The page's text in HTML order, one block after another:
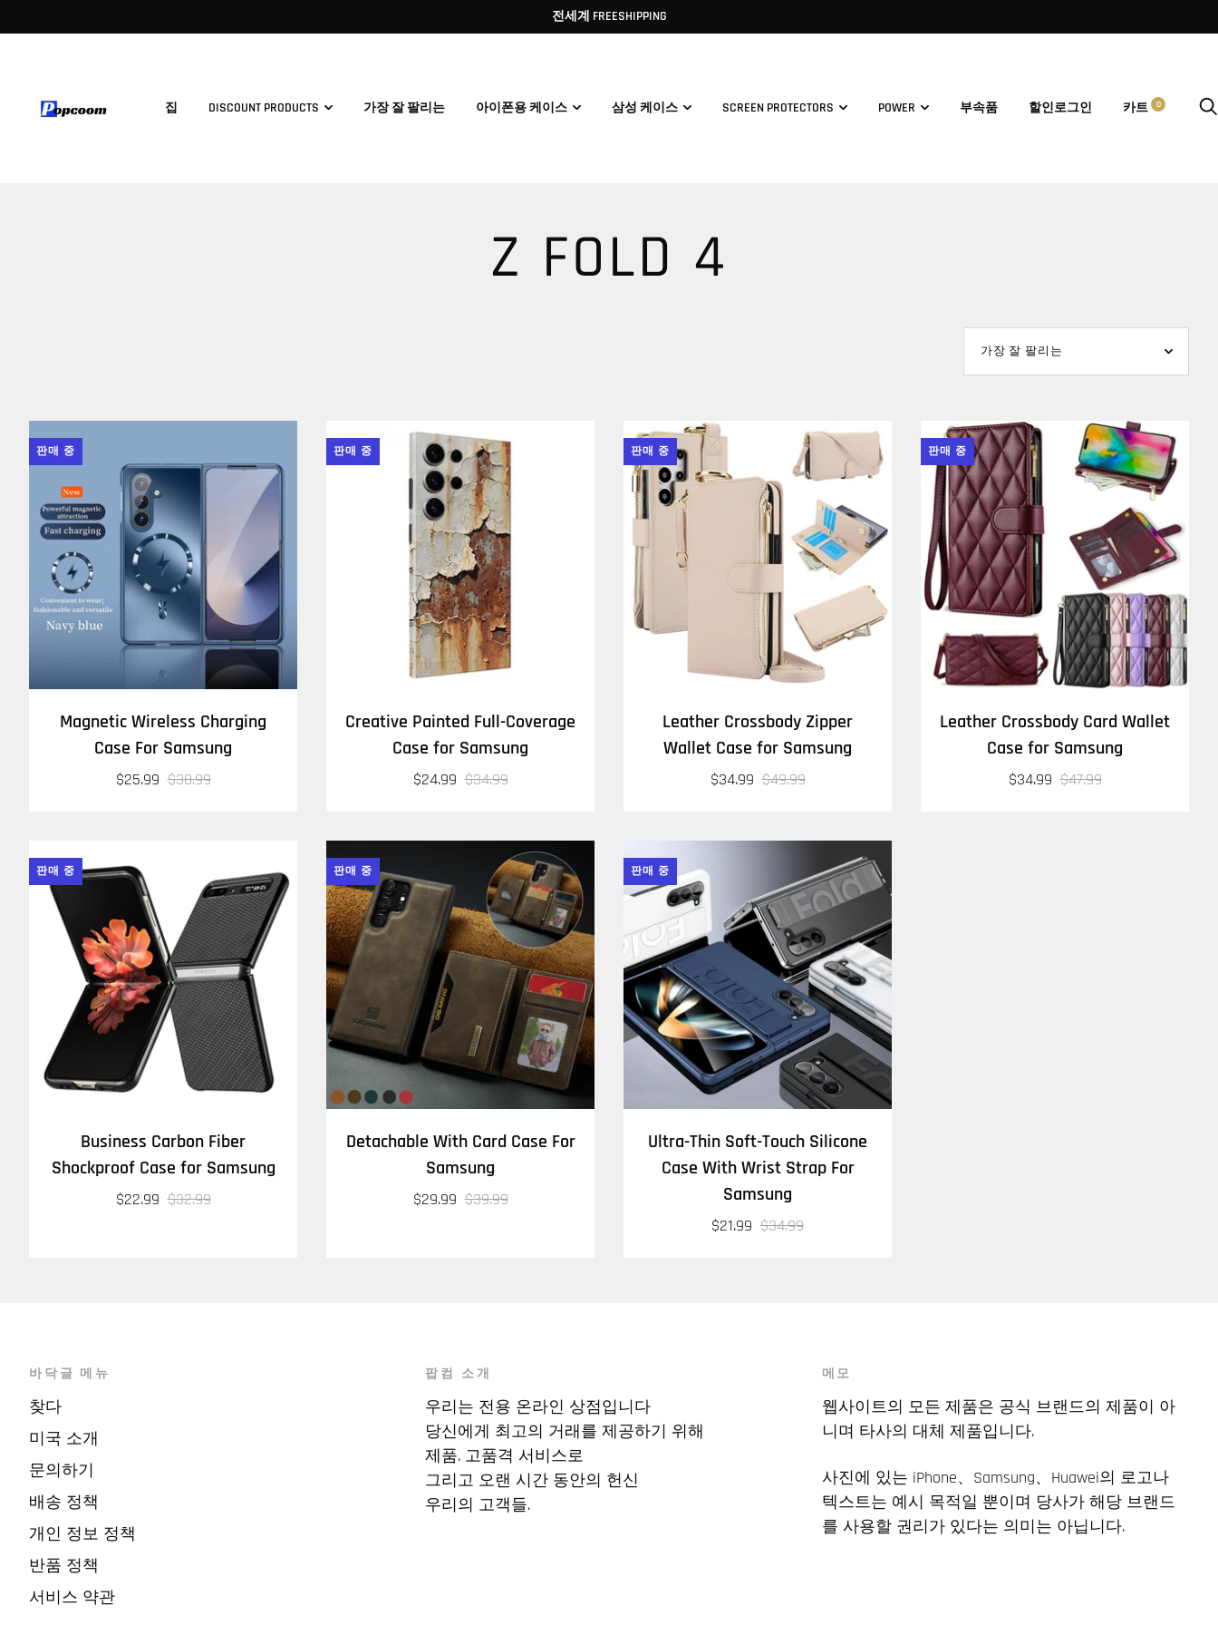
전세계 FREESHIPPING
집 DISCOUNT PRODUCTS 가장 잘 팔리는 아이폰용 케이스 삼성 케이스 SCREEN PROTECTORS POWER 부속품 할인로그인 카트 0
Z FOLD 4
판매 중
Magnetic Wireless Charging
Case For Samsung
$25.99 $38.99
판매 중
Creative Painted Full-Coverage
Case for Samsung
$24.99 $34.99
판매 중
Leather Crossbody Zipper
Wallet Case for Samsung
$34.99 $49.99
판매 중
Leather Crossbody Card Wallet
Case for Samsung
$34.99 $47.99
판매 중
Business Carbon Fiber
Shockproof Case for Samsung
$22.99 $32.99
판매 중
Detachable With Card Case For
Samsung
$29.99 $39.99
판매 중
Ultra-Thin Soft-Touch Silicone
Case With Wrist Strap For
Samsung
$21.99 $34.99
바닥글 메뉴
찾다
미국 소개
문의하기
배송 정책
개인 정보 정책
반품 정책
서비스 약관
팝컴 소개
우리는 전용 온라인 상점입니다
당신에게 최고의 거래를 제공하기 위해
제품. 고품격 서비스로
그리고 오랜 시간 동안의 헌신
우리의 고객들.
메모
웹사이트의 모든 제품은 공식 브랜드의 제품이 아
니며 타사의 대체 제품입니다.
사진에 있는 iPhone、Samsung、Huawei의 로고나
텍스트는 예시 목적일 뿐이며 당사가 해당 브랜드
를 사용할 권리가 있다는 의미는 아닙니다.